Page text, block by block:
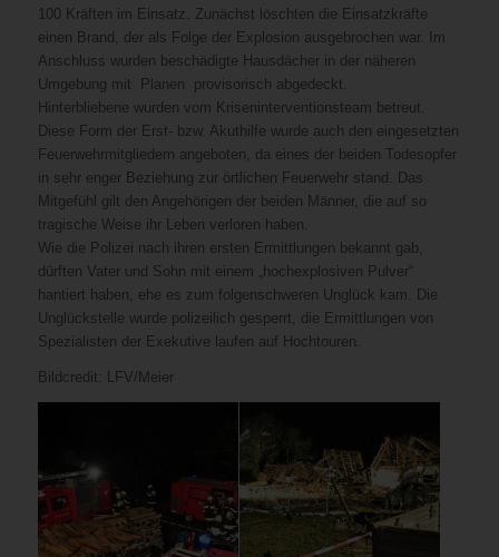
100 Kräften im Einsatz. Zunächst löschten die Einsatzkräfte
einen Brand, der als Folge der Explosion ausgebrochen war. Im
Anschluss wurden beschädigte Hausdächer in der näheren
Umgebung mit Planen provisorisch abgedeckt.
Hinterbliebene wurden vom Kriseninterventionsteam betreut.
Diese Form der Erst- bzw. Akuthilfe wurde auch den eingesetzten
Feuerwehrmitgliedern angeboten, da eines der beiden Todesopfer
in sehr enger Beziehung zur örtlichen Feuerwehr stand. Das
Mitgefühl gilt den Angehörigen der beiden Männer, die auf so
tragische Weise ihr Leben verloren haben.
Wie die Polizei nach ihren ersten Ermittlungen bekannt gab,
dürften Vater und Sohn mit einem „hochexplosiven Pulver“
hantiert haben, ehe es zum folgenschweren Unglück kam. Die
Unglückstelle wurde polizeilich gesperrt, die Ermittlungen von
Spezialisten der Exekutive laufen auf Hochtouren.
Bildcredit: LFV/Meier